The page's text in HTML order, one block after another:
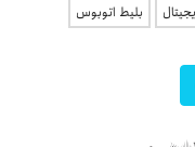
بلیط اتوبوس